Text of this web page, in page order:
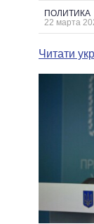
ГЛАВЫ
МЭРЫ
ВСЕ
ПОЛИТИКА
22 марта
Читати